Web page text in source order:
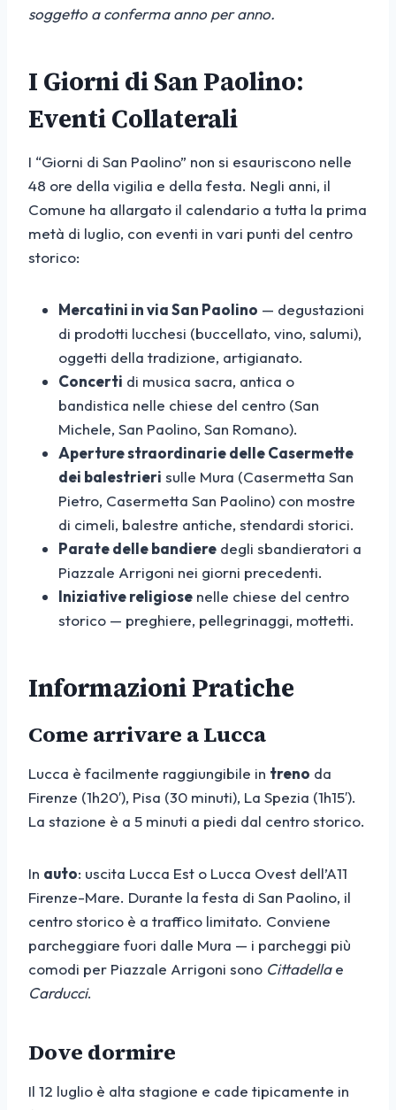
soggetto a conferma anno per anno.
I Giorni di San Paolino:
Eventi Collaterali
I “Giorni di San Paolino” non si esauriscono nelle
48 ore della vigilia e della festa. Negli anni, il
Comune ha allargato il calendario a tutta la prima
metà di luglio, con eventi in vari punti del centro
storico:
Mercatini in via San Paolino — degustazioni
di prodotti lucchesi (buccellato, vino, salumi),
oggetti della tradizione, artigianato.
Concerti di musica sacra, antica o
bandistica nelle chiese del centro (San
Michele, San Paolino, San Romano).
Aperture straordinarie delle Casermette
dei balestrieri sulle Mura (Casermetta San
Pietro, Casermetta San Paolino) con mostre
di cimeli, balestre antiche, stendardi storici.
Parate delle bandiere degli sbandieratori a
Piazzale Arrigoni nei giorni precedenti.
Iniziative religiose nelle chiese del centro
storico — preghiere, pellegrinaggi, mottetti.
Informazioni Pratiche
Come arrivare a Lucca
Lucca è facilmente raggiungibile in treno da
Firenze (1h20′), Pisa (30 minuti), La Spezia (1h15′).
La stazione è a 5 minuti a piedi dal centro storico.
In auto: uscita Lucca Est o Lucca Ovest dell’A11
Firenze-Mare. Durante la festa di San Paolino, il
centro storico è a traffico limitato. Conviene
parcheggiare fuori dalle Mura — i parcheggi più
comodi per Piazzale Arrigoni sono Cittadellae
Carducci.
Dove dormire
Il 12 luglio è alta stagione e cade tipicamente in